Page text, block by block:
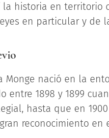
la historia en territorio
en particular y de
Monge nació en la
entre 1898 y 1899
hasta que en
reconocimiento en